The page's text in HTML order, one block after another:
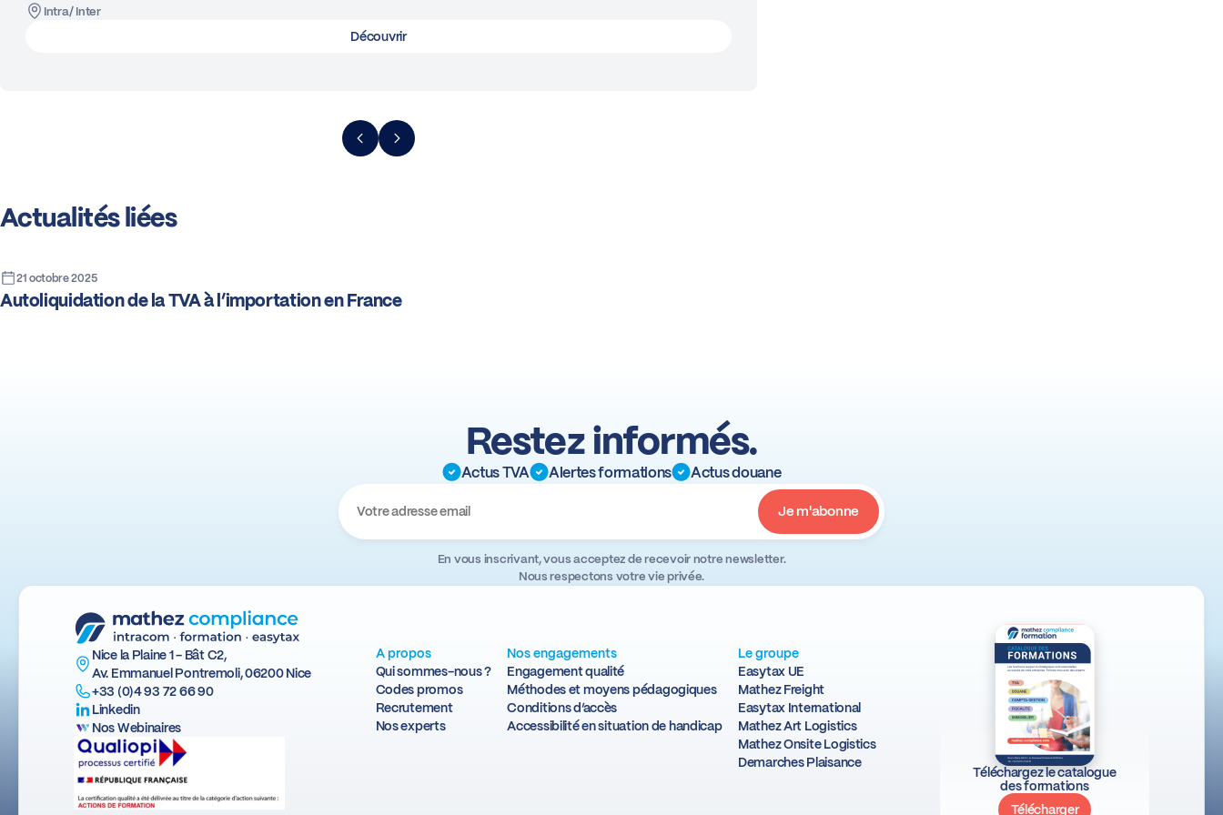
Intra/ Inter
Découvrir
Actualités liées
21 octobre 2025
Autoliquidation de la TVA à l’importation en France
Restez informés.
Actus TVA Alertes formations Actus douane
En vous inscrivant, vous acceptez de recevoir notre newsletter.
Nous respectons votre vie privée.
Nice la Plaine 1 - Bât C2,
Av. Emmanuel Pontremoli, 06200 Nice
+33 (0)4 93 72 66 90
Linkedin
Nos Webinaires
A propos
Qui sommes-nous ?
Codes promos
Recrutement
Nos experts
Nos engagements
Engagement qualité
Méthodes et moyens pédagogiques
Conditions d’accès
Accessibilité en situation de handicap
Le groupe
Easytax UE
Mathez Freight
Easytax International
Mathez Art Logistics
Mathez Onsite Logistics
Demarches Plaisance
Téléchargez le catalogue
des formations
Télécharger